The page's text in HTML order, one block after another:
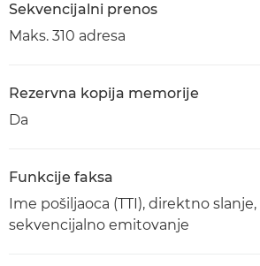
Sekvencijalni prenos
Maks. 310 adresa
Rezervna kopija memorije
Da
Funkcije faksa
Ime pošiljaoca (TTI), direktno slanje,
sekvencijalno emitovanje